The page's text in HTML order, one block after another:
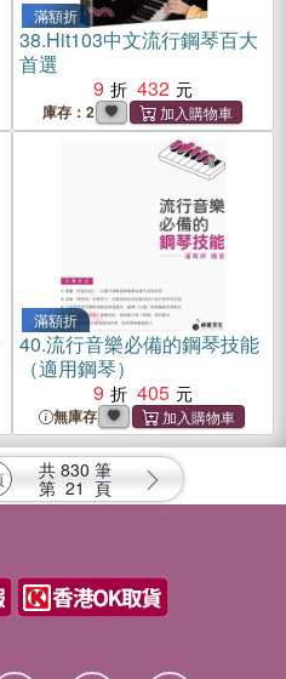
滿額折
38.Hit103中文流行鋼琴百大
首選
9
432
庫存：2
滿額折
40.流行音樂必備的鋼琴技能
（適用鋼琴）
9
405
無庫存
共 830 筆
第 21 頁